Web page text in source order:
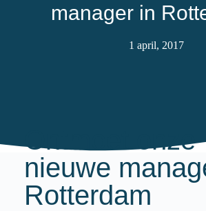
manager in
1 april, 2017
Ontmoet onze
nieuwe
Rotterdam